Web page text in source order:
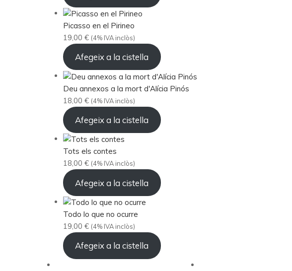
Picasso en el Pirineo
19,00 € (4% IVA inclòs)
Afegeix a la cistella
Deu annexos a la mort d'Alícia Pinós
18,00 € (4% IVA inclòs)
Afegeix a la cistella
Tots els contes
18,00 € (4% IVA inclòs)
Afegeix a la cistella
Todo lo que no ocurre
19,00 € (4% IVA inclòs)
Afegeix a la cistella